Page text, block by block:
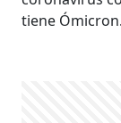
tiene Ómicron.